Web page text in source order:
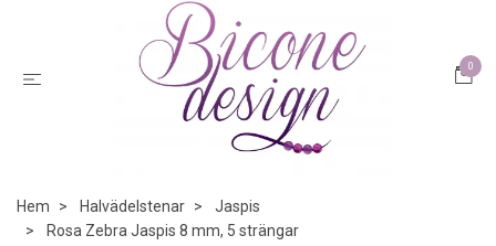
0
Hem Halvädelstenar
Jaspis
Rosa Zebra Jaspis 8 mm, 5 strängar